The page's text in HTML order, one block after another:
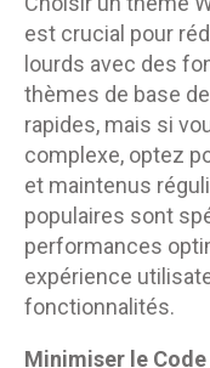
est crucial pour
lourds avec des
thèmes de base
rapides, mais si
complexe, optez
et maintenus
populaires sont
performances
expérience
fonctionnalités.
Minimiser le